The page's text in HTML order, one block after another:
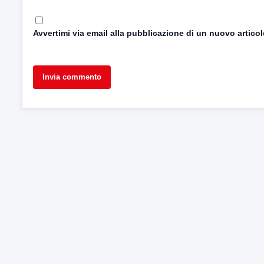
Avvertimi via email alla pubblicazione di un nuovo